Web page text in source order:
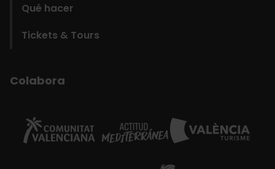
Qué hacer
Tickets & Tours
Colabora